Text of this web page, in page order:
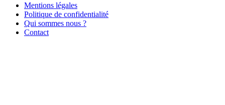
Mentions légales
Politique de confidentialité
Qui sommes nous ?
Contact